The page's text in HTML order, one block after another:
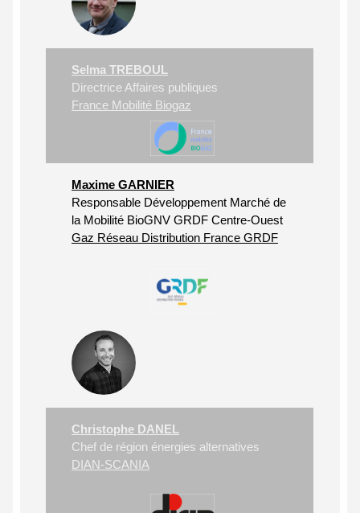
Selma TREBOUL
Directrice Affaires publiques
France Mobilité Biogaz
Maxime GARNIER
Responsable Développement Marché de
la Mobilité BioGNV GRDF Centre-Ouest
Gaz Réseau Distribution France GRDF
Christophe DANEL
Chef de région énergies alternatives
DIAN-SCANIA